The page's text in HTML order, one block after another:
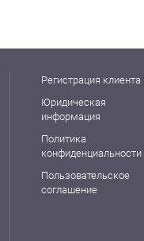
Регистрация клиента
Юридическая
информация
Политика
конфиденциальности
Пользовательское
соглашение